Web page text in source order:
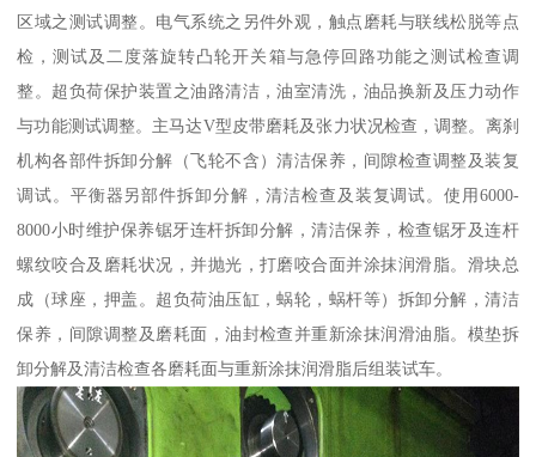
区域之测试调整。电气系统之另件外观，触点磨耗与联线松脱等点
检，测试及二度落旋转凸轮开关箱与急停回路功能之测试检查调
整。超负荷保护装置之油路清洁，油室清洗，油品换新及压力动作
与功能测试调整。主马达V型皮带磨耗及张力状况检查，调整。离刹
机构各部件拆卸分解（飞轮不含）清洁保养，间隙检查调整及装复
调试。平衡器另部件拆卸分解，清洁检查及装复调试。使用6000-
8000小时维护保养锯牙连杆拆卸分解，清洁保养，检查锯牙及连杆
螺纹咬合及磨耗状况，并抛光，打磨咬合面并涂抹润滑脂。滑块总
成（球座，押盖。超负荷油压缸，蜗轮，蜗杆等）拆卸分解，清洁
保养，间隙调整及磨耗面，油封检查并重新涂抹润滑油脂。模垫拆
卸分解及清洁检查各磨耗面与重新涂抹润滑脂后组装试车。